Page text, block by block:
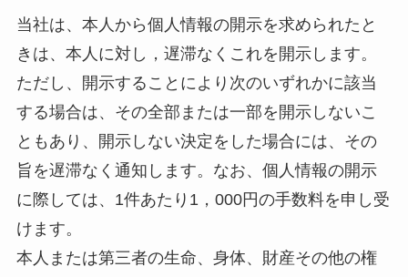
当社は、本人から個人情報の開示を求められたと
きは、本人に対し，遅滞なくこれを開示します。
ただし、開示することにより次のいずれかに該当
する場合は、その全部または一部を開示しないこ
ともあり、開示しない決定をした場合には、その
旨を遅滞なく通知します。なお、個人情報の開示
に際しては、1件あたり1，000円の手数料を申し受
けます。
本人または第三者の生命、身体、財産その他の権